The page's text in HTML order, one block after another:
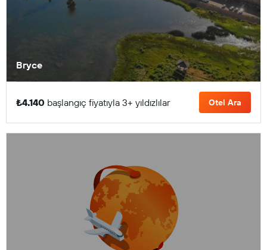
Bryce
₺4.140 başlangıç fiyatıyla 3+ yıldızlılar Otel Ara